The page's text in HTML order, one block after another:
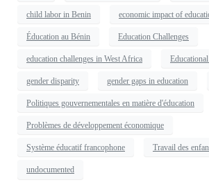
child labor in Benin economic impact of
Éducation au Bénin Education Challenges
education challenges in West Africa
gender disparity gender gaps in education
Politiques gouvernementales en matière d'éducation
Problèmes de développement économique
Système éducatif francophone Travail des
undocumented